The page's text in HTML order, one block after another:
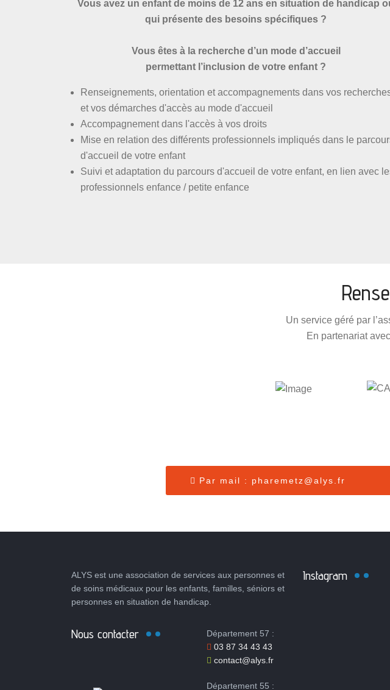
Vous avez un enfant de moins de 12 ans en situation de handicap
qui présente des besoins spécifiques ?
Vous êtes à la recherche d’un mode d’accueil
permettant l’inclusion de votre enfant ?
Renseignements, orientation et accompagnements dans vos
et vos démarches d'accès au mode d'accueil
Accompagnement dans l'accès à vos droits
Mise en relation des différents professionnels impliqués dans le
d'accueil de votre enfant
Suivi et adaptation du parcours d'accueil de votre enfant, en lien avec
professionnels enfance / petite enfance
Un service géré par
En partenariat
Par mail : pharemetz@alys.fr
ALYS est une association de services aux personnes et
de soins médicaux pour les enfants, familles, séniors et
personnes en situation de handicap.
Nous contacter
Département 57 :
03 87 34 43 43
contact@alys.fr
Département 55 :
Instagram